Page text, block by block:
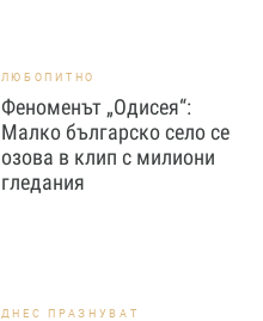
ЛЮБОПИТНО
Феноменът „Одисея“:
Малко българско село се
озова в клип с милиони
гледания
ДНЕС ПРАЗНУВАТ